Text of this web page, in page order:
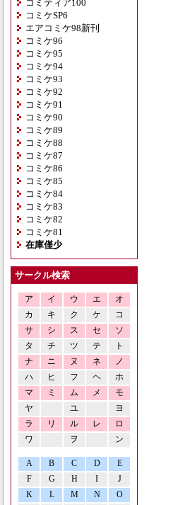
コミティア100
コミケSP6
エアコミケ98新刊
コミケ96
コミケ95
コミケ94
コミケ93
コミケ92
コミケ91
コミケ90
コミケ89
コミケ88
コミケ87
コミケ86
コミケ85
コミケ84
コミケ83
コミケ82
コミケ81
在庫僅少
サークル検索
ア イ ウ エ
オ
カ
キ ク ケ
コ
サ
シ ス セ
ソ
タ
チ ツ テ
ト
ナ
ニ ヌ ネ
ノ
ハ
ヒ フ ヘ
ホ
マ
ミ ム メ
モ
ヤ
ユ
ヨ
ラ
リ ル レ
ロ
ワ
ヲ ン
A B C D
E
F
G H I
J
K
L M N O